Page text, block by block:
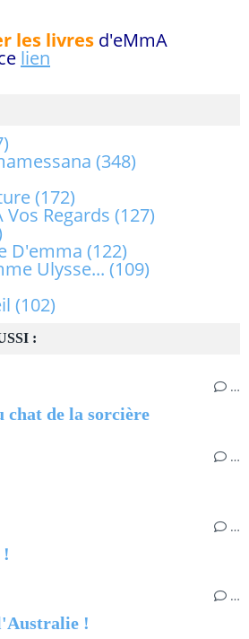
:
…
de la sorcière
…
…
!
…
!
(348)
(172)
Vos Regards (127)
D'emma (122)
Ulysse... (109)
(102)
les livres d'eMmA
lien